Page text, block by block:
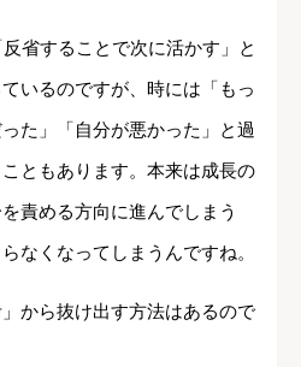
省することで次に活かす」と
いるのですが、時には「もっ
た」「自分が悪かった」と過
ともあります。本来は成長の
責める方向に進んでしまう
なくなってしまうんですね。
から抜け出す方法はあるので